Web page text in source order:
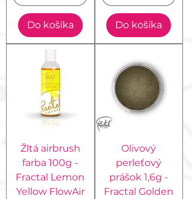
Do košíka Do košíka
Žltá airbrush
farba 100g -
Fractal Lemon
Yellow FlowAir
Olivový
perleťový
prášok 1,6g -
Fractal Golden